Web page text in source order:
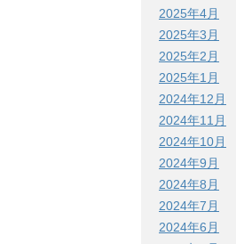
2025年4月
2025年3月
2025年2月
2025年1月
2024年12月
2024年11月
2024年10月
2024年9月
2024年8月
2024年7月
2024年6月